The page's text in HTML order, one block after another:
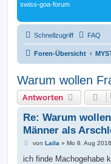
swiss-goa-forum
Schnellzugriff FAQ
Foren-Übersicht
Warum wollen
Antworten
Re: Warum
Männer als
B
i
von Laila » Mo 8. Aug
ich finde Machogehabe